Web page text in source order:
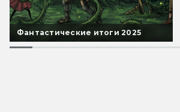
Фантастические итоги 2025